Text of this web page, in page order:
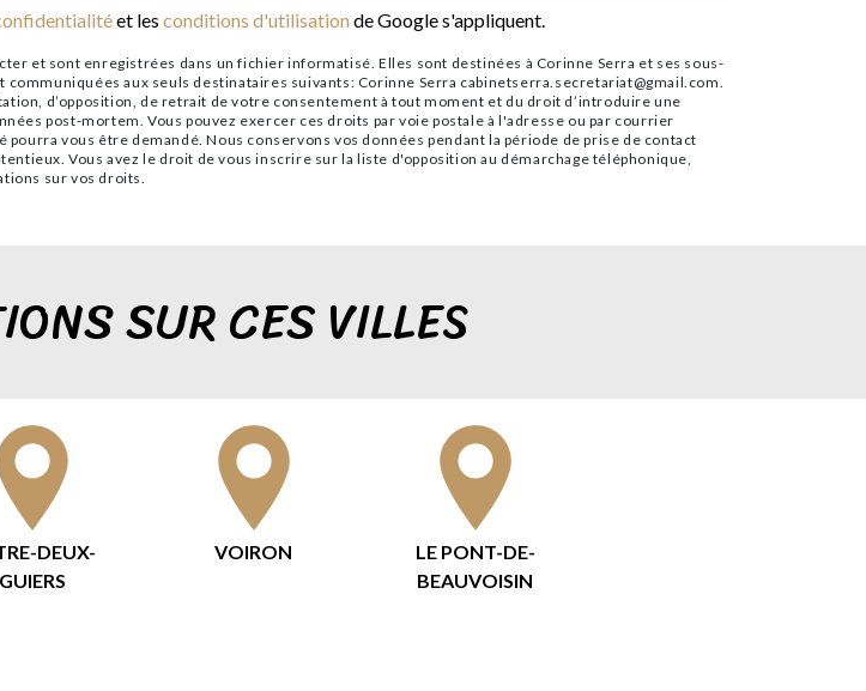
et les conditions d'utilisation de Google s'appliquent.
et sont enregistrées dans un fichier informatisé. Elles sont destinées à Corinne Serra et ses sous-
aux seuls destinataires suivants: Corinne Serra cabinetserra.secretariat@gmail.com.
d’opposition, de retrait de votre consentement à tout moment et du droit d’introduire une
post-mortem. Vous pouvez exercer ces droits par voie postale à l'adresse ou par courrier
vous être demandé. Nous conservons vos données pendant la période de prise de contact
Vous avez le droit de vous inscrire sur la liste d'opposition au démarchage téléphonique,
sur vos droits.
SUR CES VILLES
DEUX-
GUIERS
VOIRON
LE PONT-DE-
BEAUVOISIN